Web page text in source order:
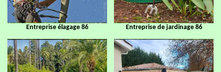
Entreprise élagage 86 Entreprise de jardinage 86